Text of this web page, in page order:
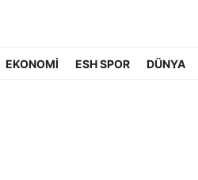
EKONOMİ ESH SPOR DÜNYA